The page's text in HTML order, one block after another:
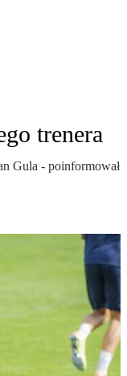
trenera
Gula - poinformował